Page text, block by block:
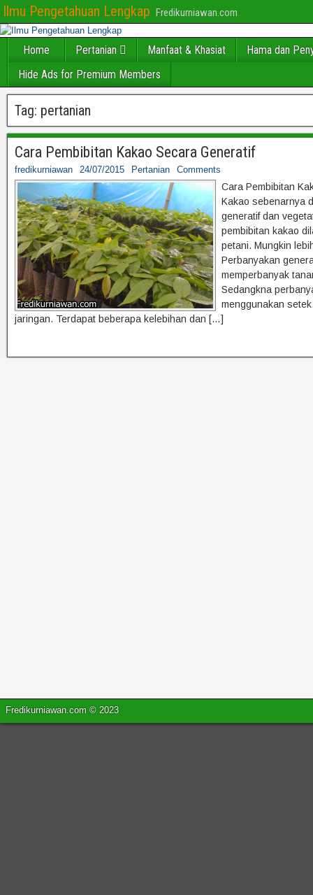
Ilmu Pengetahuan Lengkap Fredikurniawan.com
Home Pertanian Manfaat & Khasiat
Hama dan
Hide Ads for Premium Members
Tag: pertanian
Cara Pembibitan Kakao Secara Generatif
fredikurniawan 24/07/2015 Pertanian Comments
Cara Pembibitan
Kakao sebenarnya
generatif dan
pembibitan kakao
petani. Mungkin
Perbanyakan
memperbanyak
Sedangkna
menggunakan
jaringan. Terdapat beberapa kelebihan dan […]
Fredikurniawan.com © 2023